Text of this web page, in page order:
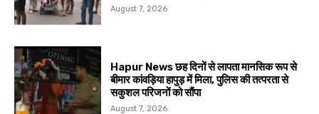
August 7, 2026
Hapur News छह दिनों से लापता मानसिक रूप से
बीमार कांवड़िया हापुड़ में मिला, पुलिस की तत्परता से
सकुशल परिजनों को सौंपा
August 7, 2026